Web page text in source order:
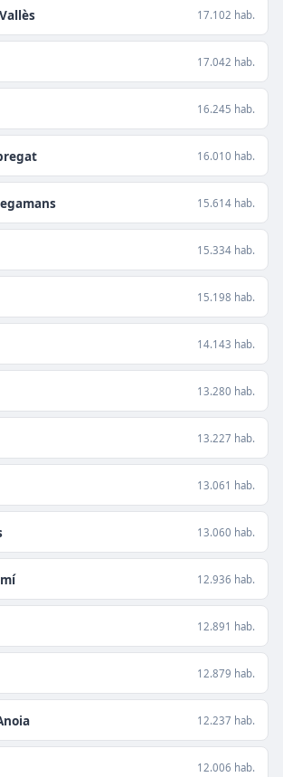
17.102 hab.
17.042 hab.
16.245 hab.
16.010 hab.
15.614 hab.
15.334 hab.
15.198 hab.
14.143 hab.
13.280 hab.
13.227 hab.
13.061 hab.
13.060 hab.
12.936 hab.
12.891 hab.
12.879 hab.
12.237 hab.
12.006 hab.